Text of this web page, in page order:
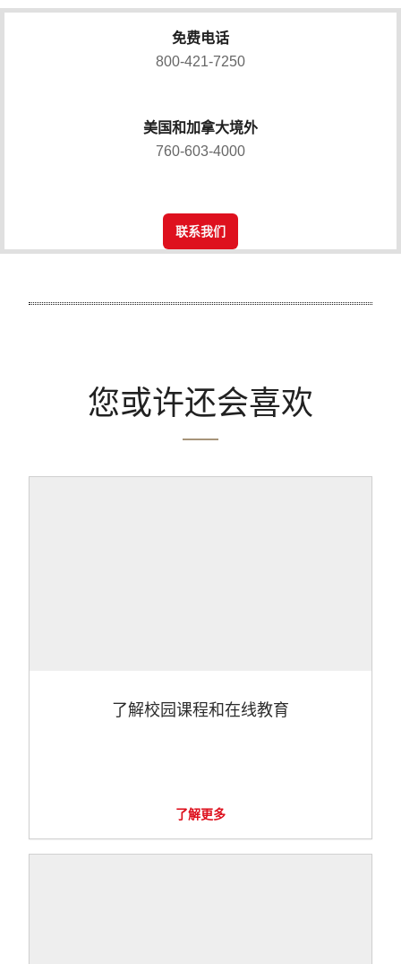
免费电话
800-421-7250
美国和加拿大境外
760-603-4000
联系我们
您或许还会喜欢
了解校园课程和在线教育
了解更多